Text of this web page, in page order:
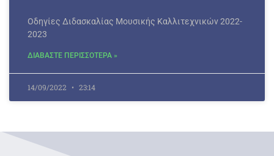
Οδηγίες Διδασκαλίας Μουσικής Καλλιτεχνικών 2022-
2023
ΔΙΑΒΑΣΤΕ ΠΕΡΙΣΣΟΤΕΡΑ »
14/09/2022 23:14